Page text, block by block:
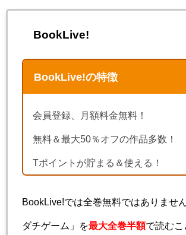
BookLive!
BookLive!の特徴
会員登録、月額料金無料！
無料＆最大50％オフの作品多数！
Tポイントが貯まる＆使える！
BookLive!では全巻無料ではありませ
ダチゲーム」を最大全巻半額で読むこ